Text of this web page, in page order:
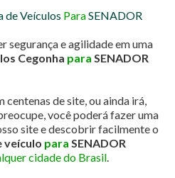
de Veículos ParaSENADOR
segurança e agilidade em uma
Cegonha para SENADOR
centenas de site, ou ainda irá,
você poderá fazer uma
site e descobrir facilmente o
veículo para SENADOR
cidade do Brasil.